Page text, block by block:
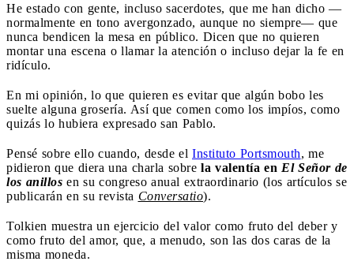
He estado con gente, incluso sacerdotes, que me han dicho —
normalmente en tono avergonzado, aunque no siempre— que
nunca bendicen la mesa en público. Dicen que no quieren
montar una escena o llamar la atención o incluso dejar la fe en
ridículo.
En mi opinión, lo que quieren es evitar que algún bobo les
suelte alguna grosería. Así que comen como los impíos, como
quizás lo hubiera expresado san Pablo.
Pensé sobre ello cuando, desde el Instituto Portsmouth, me
pidieron que diera una charla sobre la valentía en El Señor de
los anillos en su congreso anual extraordinario (los artículos se
publicarán en su revista Conversatio).
Tolkien muestra un ejercicio del valor como fruto del deber y
como fruto del amor, que, a menudo, son las dos caras de la
misma moneda.